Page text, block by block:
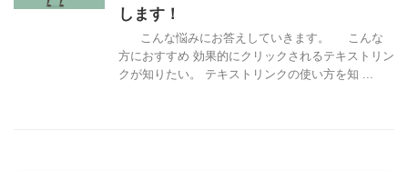
します！
こんな悩みにお答えしていきます。 こんな
方におすすめ 効果的にクリックされるテキストリン
クが知りたい。 テキストリンクの使い方を知 ...